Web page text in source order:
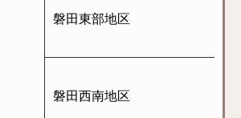
磐田東部地区
磐田西南地区